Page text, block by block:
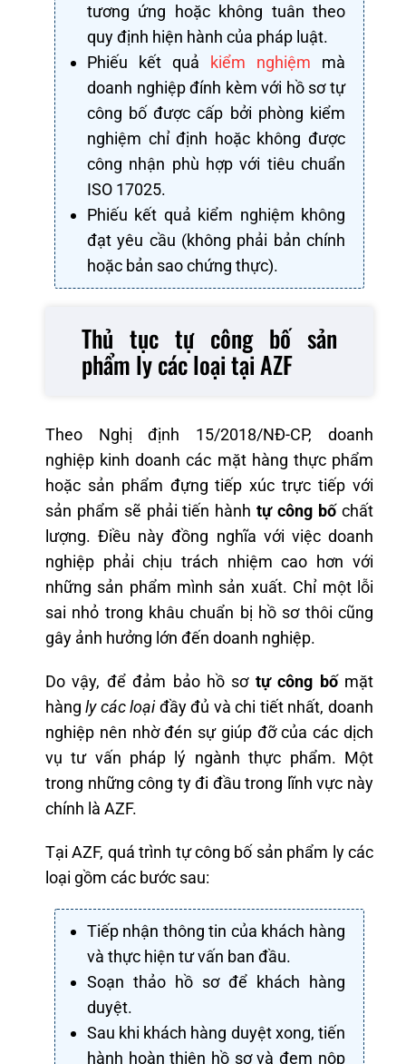
tương ứng hoặc không tuân theo
quy định hiện hành của pháp luật.
Phiếu kết quả kiểm nghiệm mà
doanh nghiệp đính kèm với hồ sơ tự
công bố được cấp bởi phòng kiểm
nghiệm chỉ định hoặc không được
công nhận phù hợp với tiêu chuẩn
ISO 17025.
Phiếu kết quả kiểm nghiệm không
đạt yêu cầu (không phải bản chính
hoặc bản sao chứng thực).
Thủ tục tự công bố sản
phẩm ly các loại tại AZF
Theo Nghị định 15/2018/NĐ-CP, doanh
nghiệp kinh doanh các mặt hàng thực phẩm
hoặc sản phẩm đựng tiếp xúc trực tiếp với
sản phẩm sẽ phải tiến hànhtự công bốchất
lượng. Điều này đồng nghĩa với việc doanh
nghiệp phải chịu trách nhiệm cao hơn với
những sản phẩm mình sản xuất. Chỉ một lỗi
sai nhỏ trong khâu chuẩn bị hồ sơ thôi cũng
gây ảnh hưởng lớn đến doanh nghiệp.
Do vậy, để đảm bảo hồ sơ tự công bốmặt
hàngly các loạiđầy đủ và chi tiết nhất, doanh
nghiệp nên nhờ đén sự giúp đỡ của các dịch
vụ tư vấn pháp lý ngành thực phẩm. Một
trong những công ty đi đầu trong lĩnh vực này
chính là AZF.
Tại AZF, quá trình tự công bố sản phẩm ly các
loại gồm các bước sau:
Tiếp nhận thông tin của khách hàng
và thực hiện tư vấn ban đầu.
Soạn thảo hồ sơ để khách hàng
duyệt.
Sau khi khách hàng duyệt xong, tiến
hành hoàn thiện hồ sơ và đem nộp